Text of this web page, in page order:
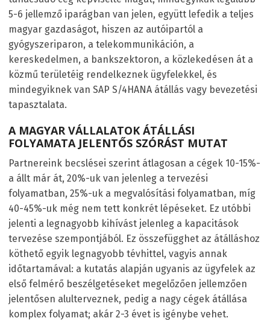
5-6 jellemző iparágban van jelen, együtt lefedik a teljes
magyar gazdaságot, hiszen az autóipartól a
gyógyszeriparon, a telekommunikáción, a
kereskedelmen, a bankszektoron, a közlekedésen át a
közmű területéig rendelkeznek ügyfelekkel, és
mindegyiknek van SAP S/4HANA átállás vagy bevezetési
tapasztalata.
A MAGYAR VÁLLALATOK ÁTÁLLÁSI
FOLYAMATA JELENTŐS SZÓRÁST MUTAT
Partnereink becslései szerint átlagosan a cégek 10-15%-
a állt már át, 20%-uk van jelenleg a tervezési
folyamatban, 25%-uk a megvalósítási folyamatban, míg
40-45%-uk még nem tett konkrét lépéseket. Ez utóbbi
jelenti a legnagyobb kihívást jelenleg a kapacitások
tervezése szempontjából. Ez összefügghet az átálláshoz
köthető egyik legnagyobb tévhittel, vagyis annak
időtartamával: a kutatás alapján ugyanis az ügyfelek az
első felmérő beszélgetéseket megelőzően jellemzően
jelentősen alulterveznek, pedig a nagy cégek átállása
komplex folyamat; akár 2-3 évet is igénybe vehet.